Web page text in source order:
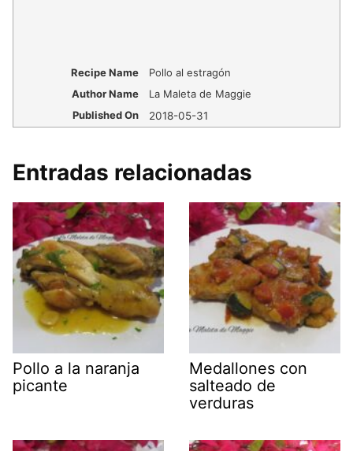
Recipe Name
Pollo al estragón
Author Name
La Maleta de Maggie
Published On
2018-05-31
Entradas relacionadas
Pollo a la naranja
picante
Medallones con
salteado de
verduras